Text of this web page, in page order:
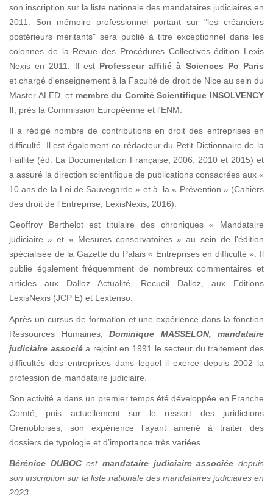
son inscription sur la liste nationale des mandataires judiciaires en
2011. Son mémoire professionnel portant sur "les créanciers
postérieurs méritants" sera publié à titre exceptionnel dans les
colonnes de la Revue des Procédures Collectives édition Lexis
Nexis en 2011. Il est Professeur affilié à Sciences Po Paris
et chargé d'enseignement à la Faculté de droit de Nice au sein du
Master ALED, et membre du Comité Scientifique INSOLVENCY
II , près la Commission Européenne et l'ENM.
Il a rédigé nombre de contributions en droit des entreprises en
difficulté. Il est également co-rédacteur du Petit Dictionnaire de la
Faillite (éd. La Documentation Française, 2006, 2010 et 2015) et
a assuré la direction scientifique de publications consacrées aux «
10 ans de la Loi de Sauvegarde » et à la « Prévention » (Cahiers
des droit de l'Entreprise, LexisNexis, 2016).
Geoffroy Berthelot est titulaire des chroniques « Mandataire
judiciaire » et « Mesures conservatoires » au sein de l'édition
spécialisée de la Gazette du Palais « Entreprises en difficulté ». Il
publie également fréquemment de nombreux commentaires et
articles aux Dalloz Actualité, Recueil Dalloz, aux Editions
LexisNexis (JCP E) et Lextenso.
Après un cursus de formation et une expérience dans la fonction
Ressources Humaines, Dominique MASSELON, mandataire
judiciaire associéa rejoint en 1991 le secteur du traitement des
difficultés des entreprises dans lequel il exerce depuis 2002 la
profession de mandataire judiciaire.
Son activité a dans un premier temps été développée en Franche
Comté, puis actuellement sur le ressort des juridictions
Grenobloises, son expérience l’ayant amené à traiter des
dossiers de typologie et d’importance très variées.
Bérénice DUBOCestmandataire judiciaire associée depuis
son inscription sur la liste nationale des mandataires judiciaires en
2023.